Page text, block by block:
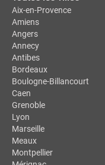
Aix-en-Provence
Amiens
Angers
Annecy
Antibes
Bordeaux
Boulogne-Billancourt
Caen
Grenoble
Lyon
Marseille
Meaux
Montpellier